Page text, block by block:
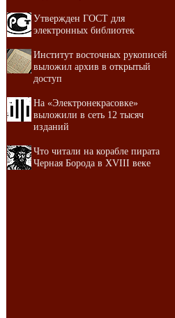
Утвержден ГОСТ для
электронных библиотек
Институт восточных рукописей
выложил архив в открытый
доступ
На «Электронекрасовке»
выложили в сеть 12 тысяч
изданий
Что читали на корабле пирата
Черная Борода в XVIII веке